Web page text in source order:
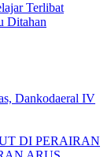
Terlibat
Ditahan
Dankodaeral IV
DI PERAIRAN